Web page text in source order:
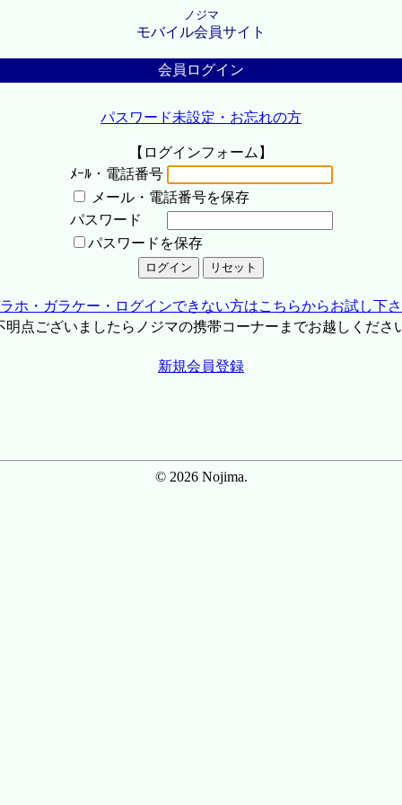
ノジマ
モバイル会員サイト
会員ログイン
パスワード未設定・お忘れの方
【ログインフォーム】
ﾒｰﾙ・電話番号
メール・電話番号を保存
パスワード
パスワードを保存
ホ・ガラケー・ログインできない方はこちらからお試し下
点ございましたらノジマの携帯コーナーまでお越しくださ
新規会員登録
© 2026 Nojima.